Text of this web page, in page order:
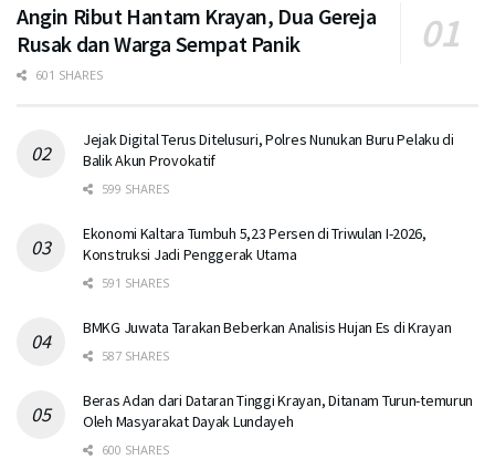
Angin Ribut Hantam Krayan, Dua Gereja
Rusak dan Warga Sempat Panik
601 SHARES
Jejak Digital Terus Ditelusuri, Polres Nunukan Buru Pelaku di
Balik Akun Provokatif
599 SHARES
Ekonomi Kaltara Tumbuh 5,23 Persen di Triwulan I-2026,
Konstruksi Jadi Penggerak Utama
591 SHARES
BMKG Juwata Tarakan Beberkan Analisis Hujan Es di Krayan
587 SHARES
Beras Adan dari Dataran Tinggi Krayan, Ditanam Turun-temurun
Oleh Masyarakat Dayak Lundayeh
600 SHARES